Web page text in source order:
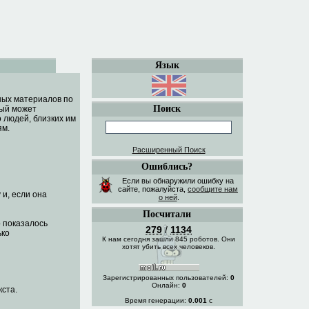
материалов по
может
людей, близких им
если она
Язык
Поиск
Расширенный Поиск
Ошиблись?
Если вы обнаружили ошибку на
сайте, пожалуйста, сообщите нам
о ней.
Посчитали
279/ 1134
К нам сегодня зашли 845 роботов. Они
хотят убить всех человеков.
Зарегистрированных пользователей: 0
Онлайн: 0
Время генерации: 0.001 с